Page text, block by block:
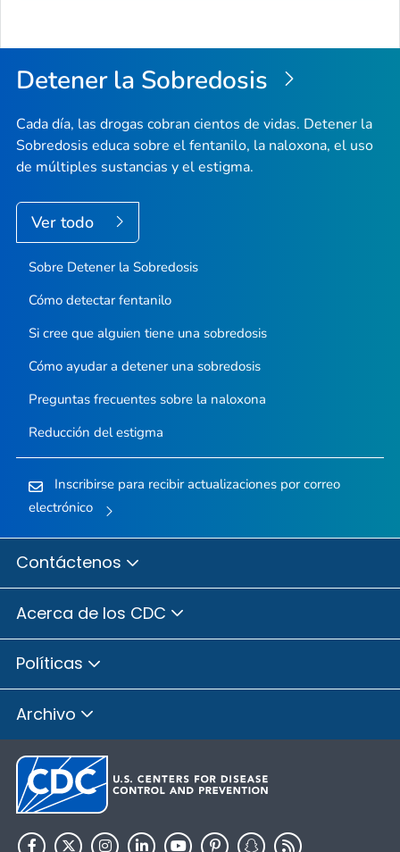
Detener la Sobredosis
Cada día, las drogas cobran cientos de vidas. Detener la
Sobredosis educa sobre el fentanilo, la naloxona, el uso
de múltiples sustancias y el estigma.
Ver todo
Sobre Detener la Sobredosis
Cómo detectar fentanilo
Si cree que alguien tiene una sobredosis
Cómo ayudar a detener una sobredosis
Preguntas frecuentes sobre la naloxona
Reducción del estigma
Inscribirse para recibir actualizaciones por correo
electrónico
Contáctenos
Acerca de los CDC
Políticas
Archivo